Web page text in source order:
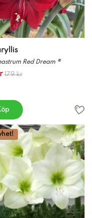
Red Dream ®
179 kr